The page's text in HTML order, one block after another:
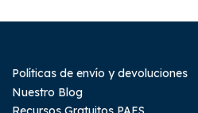
Políticas de envío y devoluciones
Nuestro Blog